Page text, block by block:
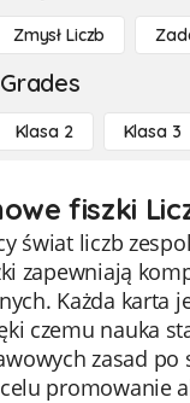
Zmysł Liczb
Klasa 2 Klasa 3
fiszki
świat liczb
zapewniają
Każda karta
czemu nauka
zasad
promowanie